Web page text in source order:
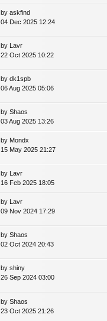
by askfind
04 Dec 2025 12:24
by Lavr
22 Oct 2025 10:22
by dk1spb
06 Aug 2025 05:06
by Shaos
03 Aug 2025 13:26
by Mondx
15 May 2025 21:27
by
Lavr
16 Feb 2025 18:05
by
Lavr
09 Nov 2024 17:29
by Shaos
02 Oct 2024 20:43
by shiny
26 Sep 2024 03:00
by Shaos
23 Oct 2025 21:26